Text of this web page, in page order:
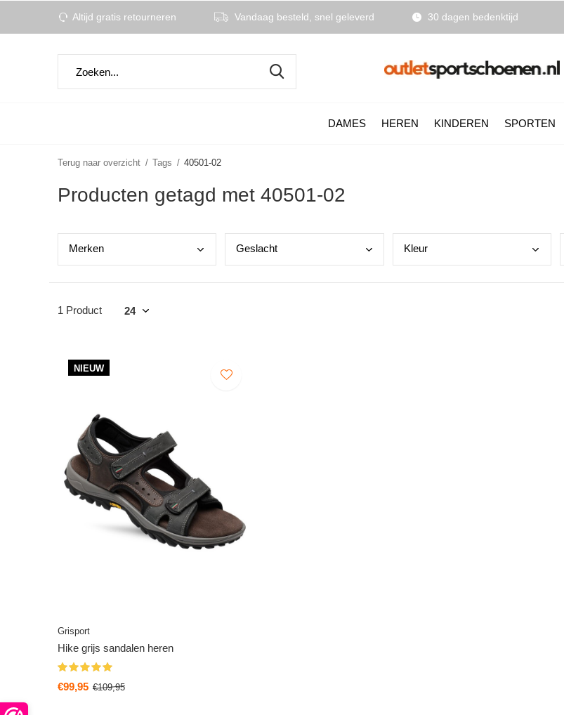
DAMES HEREN KINDEREN SPORTEN
Altijd gratis retourneren Vandaag besteld, snel geleverd 30 dagen bedenktijd
Terug naar overzicht Tags 40501-02
Producten getagd met 40501-02
Merken Geslacht Kleur
1 Product
NIEUW
Grisport
Hike grijs sandalen heren
€99,95 €109,95